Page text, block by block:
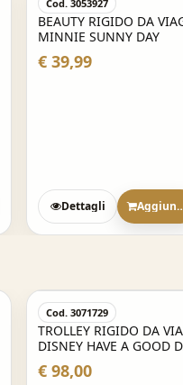
Cod. 3053927
BEAUTY RIGIDO DA
MINNIE SUNNY DAY
€ 39,99
Dettagli
Cod. 3071729
TROLLEY RIGIDO DA
DISNEY HAVE A GOOD
CM 55X38X20
€ 98,00